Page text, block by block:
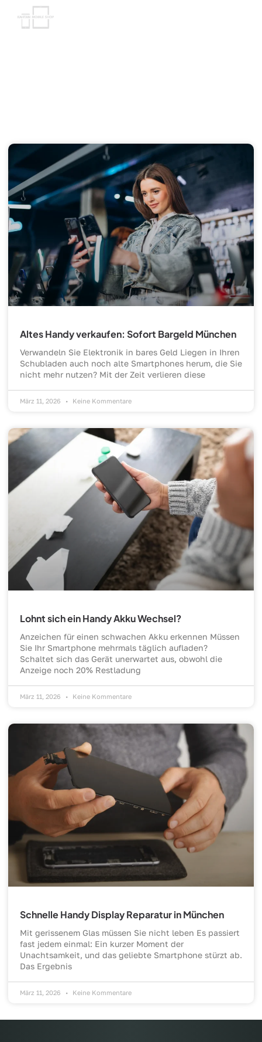
Altes Handy verkaufen: Sofort Bargeld München
Verwandeln Sie Elektronik in bares Geld Liegen in Ihren
Schubladen auch noch alte Smartphones herum, die Sie
nicht mehr nutzen? Mit der Zeit verlieren diese
März 11, 2026 Keine Kommentare
Lohnt sich ein Handy Akku Wechsel?
Anzeichen für einen schwachen Akku erkennen Müssen
Sie Ihr Smartphone mehrmals täglich aufladen?
Schaltet sich das Gerät unerwartet aus, obwohl die
Anzeige noch 20% Restladung
März 11, 2026 Keine Kommentare
Schnelle Handy Display Reparatur in München
Mit gerissenem Glas müssen Sie nicht leben Es passiert
fast jedem einmal: Ein kurzer Moment der
Unachtsamkeit, und das geliebte Smartphone stürzt ab.
Das Ergebnis
März 11, 2026 Keine Kommentare